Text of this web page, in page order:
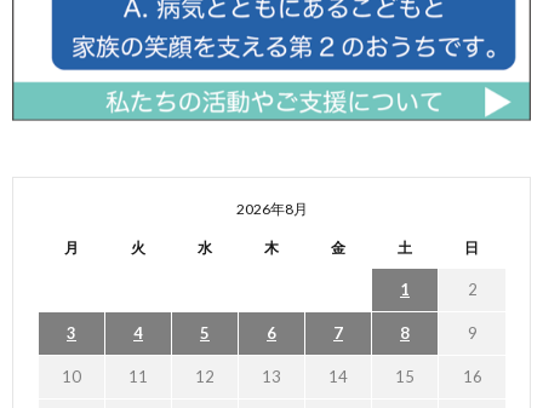
2026年8月
月 火 水 木 金 土 日
1 2
3 4 5 6 7 8 9
10 11 12 13 14 15 16